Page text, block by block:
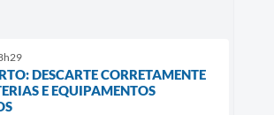
DESCARTE CORRETAMENTE
E EQUIPAMENTOS